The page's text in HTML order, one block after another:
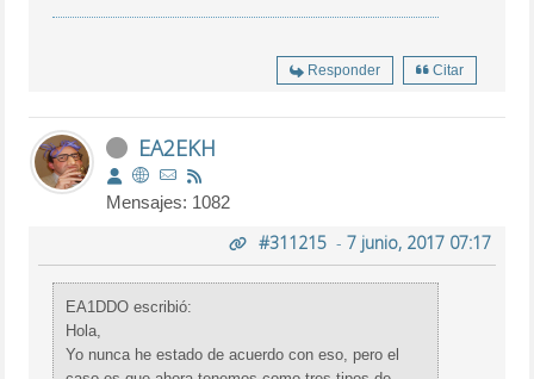
Responder Citar
EA2EKH
Mensajes: 1082
#311215- 7 junio, 2017 07:17
EA1DDO escribió:
Hola,
Yo nunca he estado de acuerdo con eso, pero el